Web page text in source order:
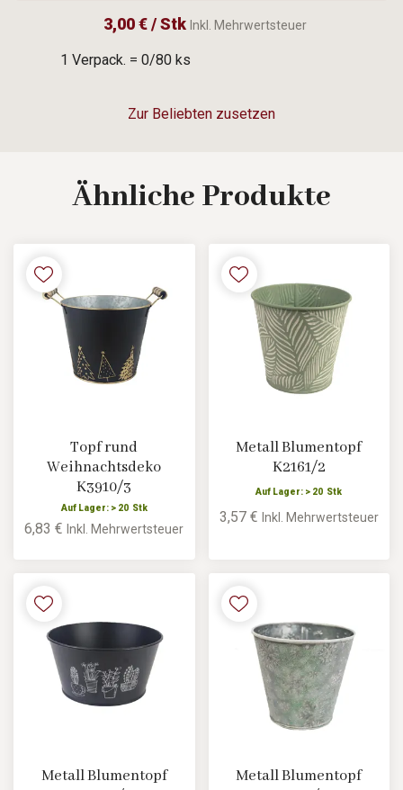
1 Verpack. = 0/80 ks
Zur Beliebten zusetzen
3,00 € / Stk Inkl. Mehrwertsteuer
Ähnliche Produkte
Topf rund
Weihnachtsdeko
K3910/3
Auf Lager: > 20 Stk
6,83 €Inkl. Mehrwertsteuer
Metall Blumentopf
K2161/2
Auf Lager: > 20 Stk
3,57 € Inkl. Mehrwertsteuer
Metall Blumentopf
Metall Blumentopf